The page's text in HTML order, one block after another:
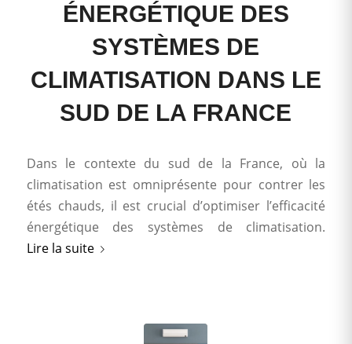
ÉNERGÉTIQUE DES
SYSTÈMES DE
CLIMATISATION DANS LE
SUD DE LA FRANCE
Dans le contexte du sud de la France, où la
climatisation est omniprésente pour contrer les
étés chauds, il est crucial d’optimiser l’efficacité
énergétique des systèmes de climatisation.
Lire la suite